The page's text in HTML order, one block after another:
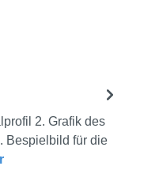
2. Grafik des
Bespielbild für die